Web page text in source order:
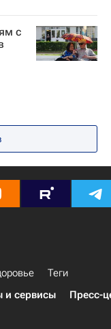
с
Теги
и сервисы Пресс-